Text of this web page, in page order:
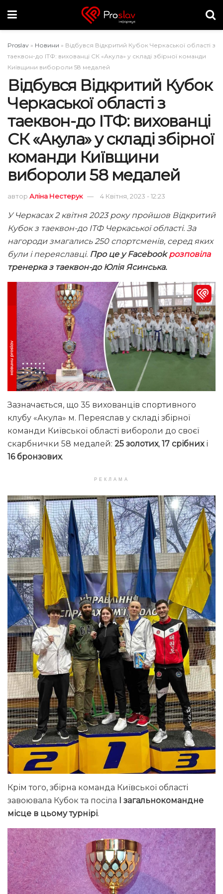
Proslav » Новини » Відбувся Відкритий Кубок Черкаської області з
таеквон-до ІТФ: вихованці СК «Акула» у складі збірної команди
Київщини вибороли 58 медалей
Відбувся Відкритий Кубок
Черкаської області з
таеквон-до ІТФ: вихованці
СК «Акула» у складі збірної
команди Київщини
вибороли 58 медалей
автор Аліна Нестерук 4 Квітня, 2023 - 12:23
У Черкасах 2 квітня 2023 року пройшов Відкритий
Кубок з таеквон-до ІТФ Черкаської області. За
нагороди змагались 250 спортсменів, серед яких
були і переяславці. Про це у Facebookрозповіла
тренерка з таеквон-до Юлія Ясинська.
Зазначається, що 35 вихованців спортивного
клубу «Акула» м. Переяслав у складі збірної
команди Київської області вибороли до своєї
скарбнички 58 медалей: 25 золотих, 17 срібних і
16 бронзових.
РЕКЛАМА
Крім того, збірна команда Київської області
завоювала Кубок та посіла І загальнокомандне
місце в цьому турнірі.